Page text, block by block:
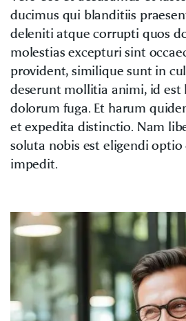
ducimus qui blanditiis
deleniti atque corrupti quos
molestias excepturi sint
provident, similique sunt in
deserunt mollitia animi, id est
dolorum fuga. Et harum
et expedita distinctio. Nam
soluta nobis est eligendi
impedit.